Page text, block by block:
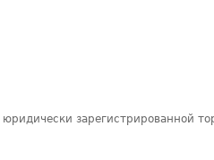
юридически зарегистрированной